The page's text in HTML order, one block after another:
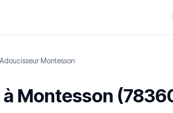
Adoucisseur Montesson
Montesson